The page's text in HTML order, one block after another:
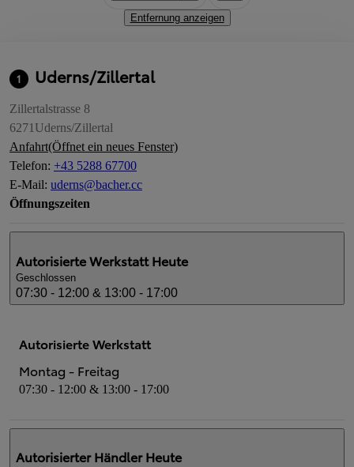
Entfernung anzeigen
1 Uderns/Zillertal
Zillertalstrasse 8
6271Uderns/Zillertal
Anfahrt(Öffnet ein neues Fenster)
Telefon: +43 5288 67700
E-Mail: uderns@bacher.cc
Öffnungszeiten
Autorisierte Werkstatt Heute
Geschlossen
07:30 - 12:00 & 13:00 - 17:00
Autorisierte Werkstatt
Montag - Freitag
07:30 - 12:00 & 13:00 - 17:00
Autorisierter Händler Heute